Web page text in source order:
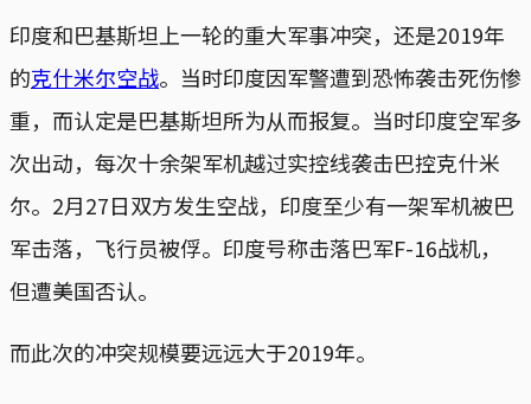
印度和巴基斯坦上一轮的重大军事冲突，还是2019年
的克什米尔空战。当时印度因军警遭到恐怖袭击死伤惨
重，而认定是巴基斯坦所为从而报复。当时印度空军多
次出动，每次十余架军机越过实控线袭击巴控克什米
尔。2月27日双方发生空战，印度至少有一架军机被巴
军击落，飞行员被俘。印度号称击落巴军F-16战机，
但遭美国否认。
而此次的冲突规模要远远大于2019年。